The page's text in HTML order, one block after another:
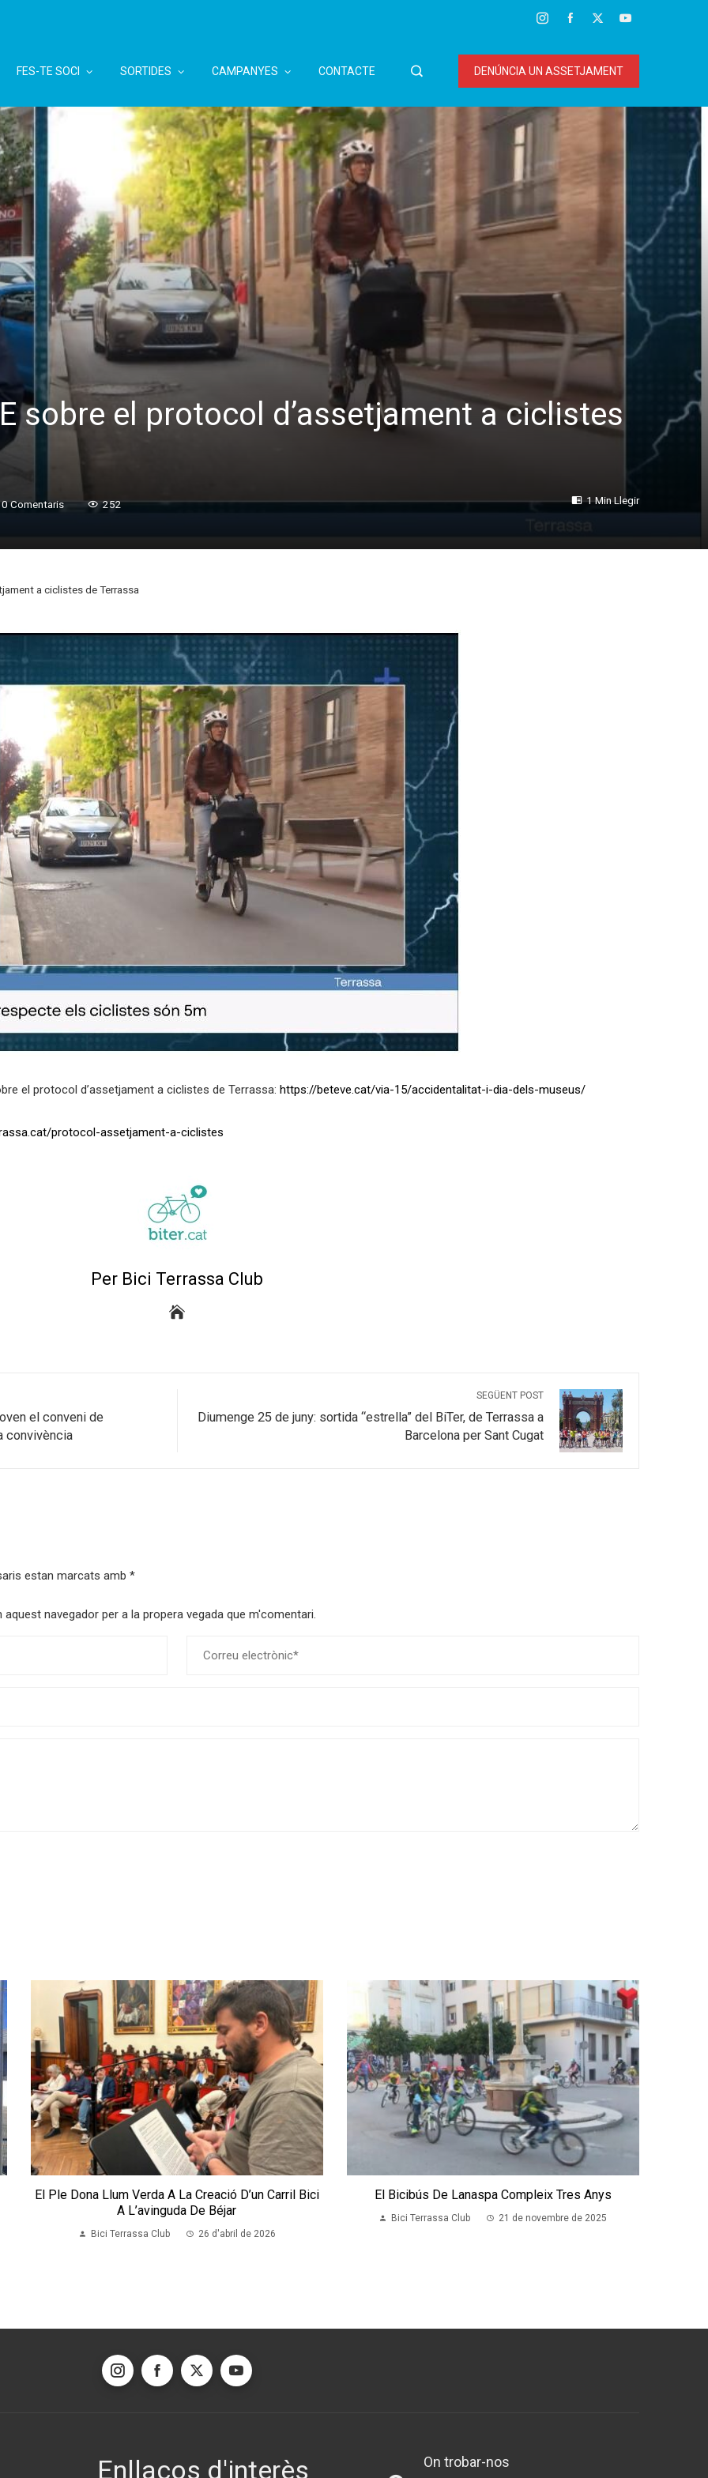
FES-TE SOCI SORTIDES CAMPANYES CONTACTE DENÚNCIA UN ASSETJAMENT
sobre el protocol d’assetjament a ciclistes
0 Comentaris 252 1 Min Llegir
a ciclistes de Terrassa
el protocol d’assetjament a ciclistes de Terrassa: https://beteve.cat/via-15/accidentalitat-i-dia-dels-museus/
protocol-assetjament-a-ciclistes
Per Bici Terrassa Club
el conveni de
convivència
SEGÜENT POST
Diumenge 25 de juny: sortida “estrella” del BiTer, de Terrassa a
Barcelona per Sant Cugat
estan marcats amb *
navegador per a la propera vegada que m'comentari.
El Ple Dona Llum Verda A La Creació D’un Carril Bici
A L’avinguda De Béjar
Bici Terrassa Club 26 d'abril de 2026
El Bicibús De Lanaspa Compleix Tres Anys
Bici Terrassa Club 21 de novembre de 2025
Enllaços d'interès On trobar-nos